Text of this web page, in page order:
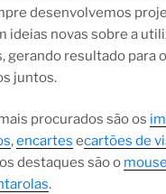
desenvolvemos
ideias novas sobre a
gerando resultado para
juntos.
procurados são os
,encartes ecartões de
destaques são o
.